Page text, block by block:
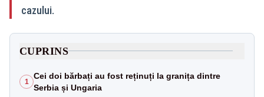
cazului.
CUPRINS
1
Cei doi bărbați au fost reținuți la granița dintre
Serbia și Ungaria